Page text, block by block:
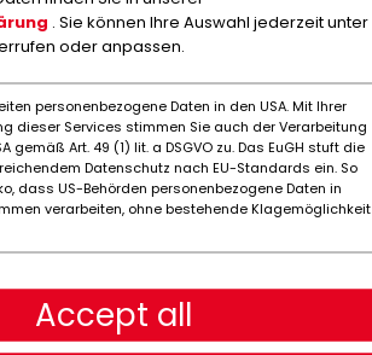
Capacité de charge (kg)
13230
5500
. Sie können Ihre Auswahl jederzeit unter
oder anpassen.
personenbezogene Daten in den USA. Mit Ihrer
dieser Services stimmen Sie auch der Verarbeitung
gemäß Art. 49 (1) lit. a DSGVO zu. Das EuGH stuft die
Datenschutz nach EU-Standards ein. So
dass US-Behörden personenbezogene Daten in
verarbeiten, ohne bestehende Klagemöglichkeit
Accept all